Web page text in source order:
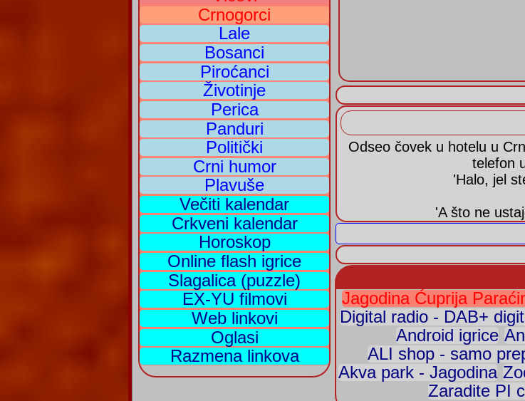
Crnogorci
Lale
Bosanci
Piroćanci
Životinje
Perica
Panduri
Politički
Crni humor
Plavuše
Večiti kalendar
Crkveni kalendar
Horoskop
Online flash igrice
Slagalica (puzzle)
EX-YU filmovi
Web linkovi
Oglasi
Razmena linkova
Odseo čovek u hotelu u
telefon
'Halo, jel
'A što ne
Jagodina Ćuprija
Digital radio - DAB+
Android igrice
ALI shop - samo
Akva park - Jagodina
Zaradite PI